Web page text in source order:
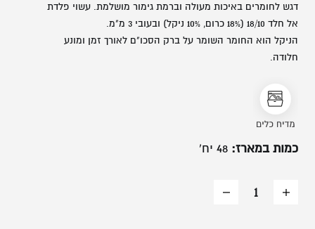
משתמש חדש/אורח
דגש לחומרים באיכות מעולה וברמת גימור מושלמת. עשוי פלדת
אל חלד 18/10 (18% כרום, 10% ניקל) ובעובי 3 מ"מ.
הניקל הוא החומר השומר על ברק הסכו"ם לאורך זמן ומונע
חלודה.
כמות במארז: 48 יח'